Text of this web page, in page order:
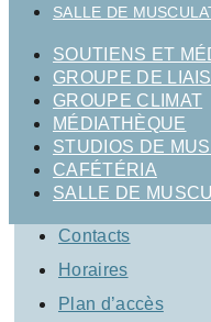
SALLE DE
SOUTIENS ET
GROUPE DE
GROUPE CLIMAT
MÉDIATHÈQUE
STUDIOS DE
CAFÉTÉRIA
SALLE DE
Contacts
Horaires
Plan d’accès